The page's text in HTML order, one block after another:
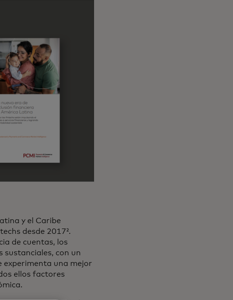
y el Caribe
desde 2017².
de cuentas, los
sustanciales, con un
experimenta una mejor
ellos factores